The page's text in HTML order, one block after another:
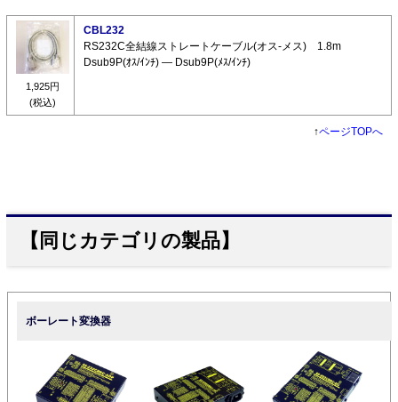
1,925円
(税込)
CBL232
RS232C全結線ストレートケーブル(オス-メス) 1.8m
Dsub9P(ｵｽ/ｲﾝﾁ) ― Dsub9P(ﾒｽ/ｲﾝﾁ)
↑ページTOPへ
【同じカテゴリの製品】
ボーレート変換器